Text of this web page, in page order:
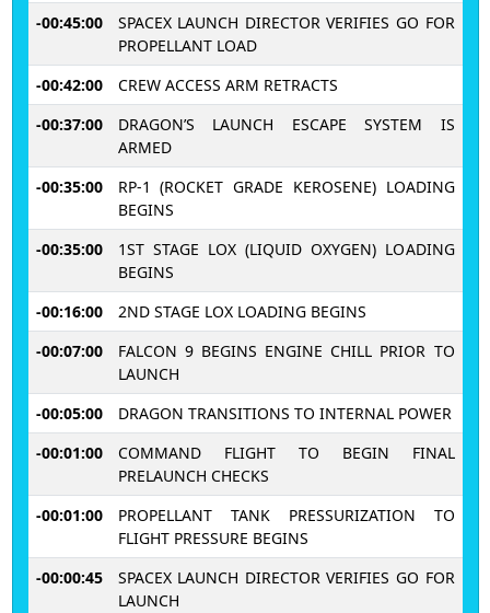
-00:45:00
SPACEX LAUNCH DIRECTOR VERIFIES GO FOR
PROPELLANT LOAD
-00:42:00
CREW ACCESS ARM RETRACTS
-00:37:00
DRAGON’S LAUNCH ESCAPE SYSTEM IS
ARMED
-00:35:00
RP-1 (ROCKET GRADE KEROSENE) LOADING
BEGINS
-00:35:00
1ST STAGE LOX (LIQUID OXYGEN) LOADING
BEGINS
-00:16:00
2ND STAGE LOX LOADING BEGINS
-00:07:00
FALCON 9 BEGINS ENGINE CHILL PRIOR TO
LAUNCH
-00:05:00
DRAGON TRANSITIONS TO INTERNAL POWER
-00:01:00
COMMAND FLIGHT TO BEGIN FINAL
PRELAUNCH CHECKS
-00:01:00
PROPELLANT TANK PRESSURIZATION TO
FLIGHT PRESSURE BEGINS
-00:00:45
SPACEX LAUNCH DIRECTOR VERIFIES GO FOR
LAUNCH